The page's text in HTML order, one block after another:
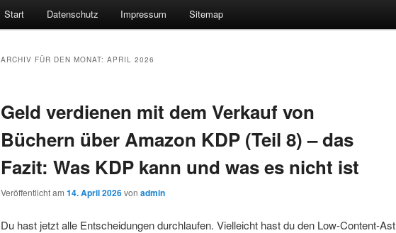
Zum
Zum
wechseln
Start Datenschutz Impressum Sitemap
ARCHIV FÜR DEN MONAT: APRIL 2026
Geld verdienen mit dem Verkauf von
Büchern über Amazon KDP (Teil 8) – das
Fazit: Was KDP kann und was es nicht ist
Veröffentlicht am 14. April 2026von admin
Du hast jetzt alle Entscheidungen durchlaufen. Vielleicht hast du den Low-Content-Ast